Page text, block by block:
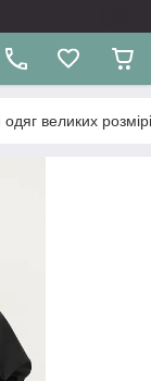
великих